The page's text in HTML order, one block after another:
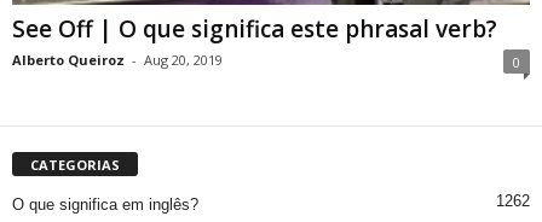
See Off | O que significa este phrasal verb?
Alberto Queiroz - Aug 20, 2019 0
CATEGORIAS
O que significa em inglês? 1262